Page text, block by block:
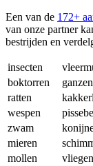
Een van de 172+
van onze partner
bestrijden en
insecten
boktorren
ganzen
ratten
wespen
zwam
mieren
mollen
vliegen